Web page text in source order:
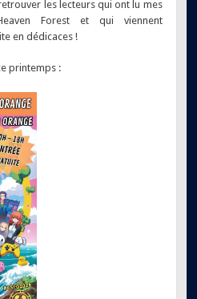
les lecteurs qui ont lu mes
Forest et qui viennent
en dédicaces !
printemps :